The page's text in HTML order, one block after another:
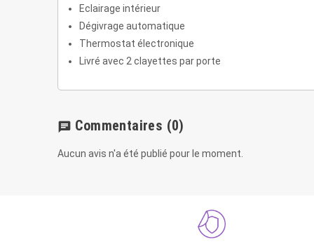
Eclairage intérieur
Dégivrage automatique
Thermostat électronique
Livré avec 2 clayettes par porte
chat Commentaires (0)
Aucun avis n'a été publié pour le moment.